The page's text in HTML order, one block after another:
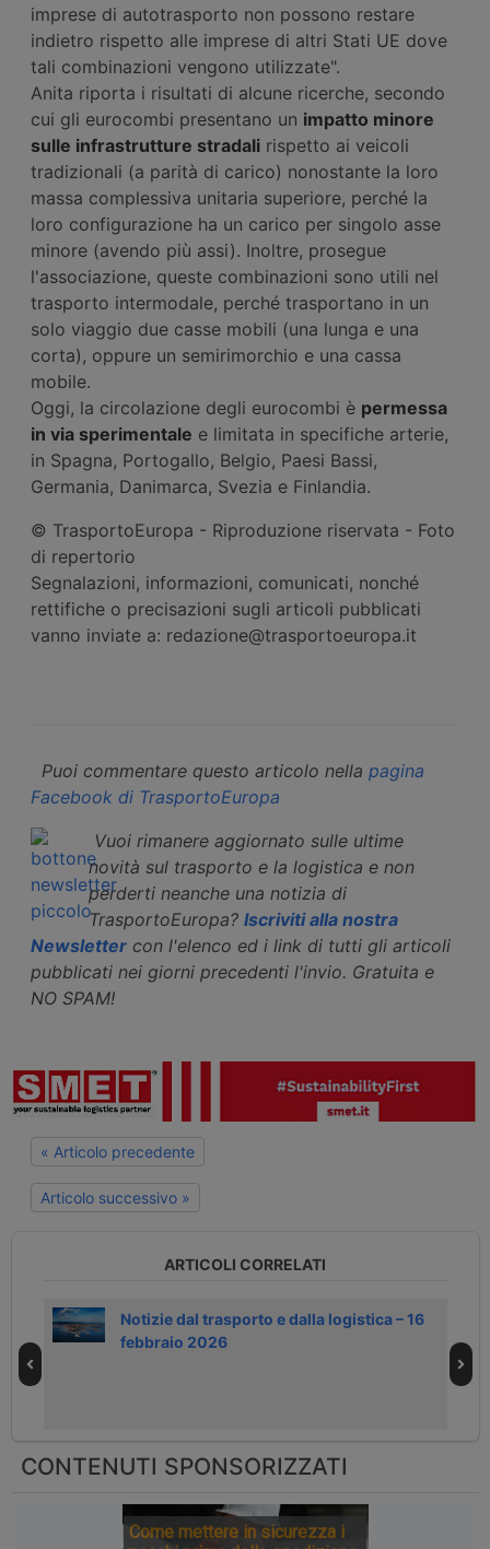
imprese di autotrasporto non possono restare
indietro rispetto alle imprese di altri Stati UE dove
tali combinazioni vengono utilizzate".
Anita riporta i risultati di alcune ricerche, secondo
cui gli eurocombi presentano un impatto minore
sulle infrastrutture stradali rispetto ai veicoli
tradizionali (a parità di carico) nonostante la loro
massa complessiva unitaria superiore, perché la
loro configurazione ha un carico per singolo asse
minore (avendo più assi). Inoltre, prosegue
l'associazione, queste combinazioni sono utili nel
trasporto intermodale, perché trasportano in un
solo viaggio due casse mobili (una lunga e una
corta), oppure un semirimorchio e una cassa
mobile.
Oggi, la circolazione degli eurocombi è permessa
in via sperimentale e limitata in specifiche arterie,
in Spagna, Portogallo, Belgio, Paesi Bassi,
Germania, Danimarca, Svezia e Finlandia.
© TrasportoEuropa - Riproduzione riservata - Foto
di repertorio
Segnalazioni, informazioni, comunicati, nonché
rettifiche o precisazioni sugli articoli pubblicati
vanno inviate a: redazione@trasportoeuropa.it
Puoi commentare questo articolo nella pagina
Facebook di TrasportoEuropa
Vuoi rimanere aggiornato sulle ultime
novità sul trasporto e la logistica e non
perderti neanche una notizia di
TrasportoEuropa? Iscriviti alla nostra
Newsletter con l'elenco ed i link di tutti gli articoli
pubblicati nei giorni precedenti l'invio. Gratuita e
NO SPAM!
« Articolo precedente
Articolo successivo »
ARTICOLI CORRELATI
Notizie dal trasporto e dalla logistica – 16
febbraio 2026
CONTENUTI SPONSORIZZATI
Come mettere in sicurezza i